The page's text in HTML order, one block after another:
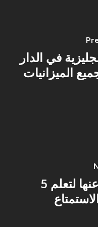
في الدار
الميزانيات
5 مسلسلات لا غنى عنها لتعلم